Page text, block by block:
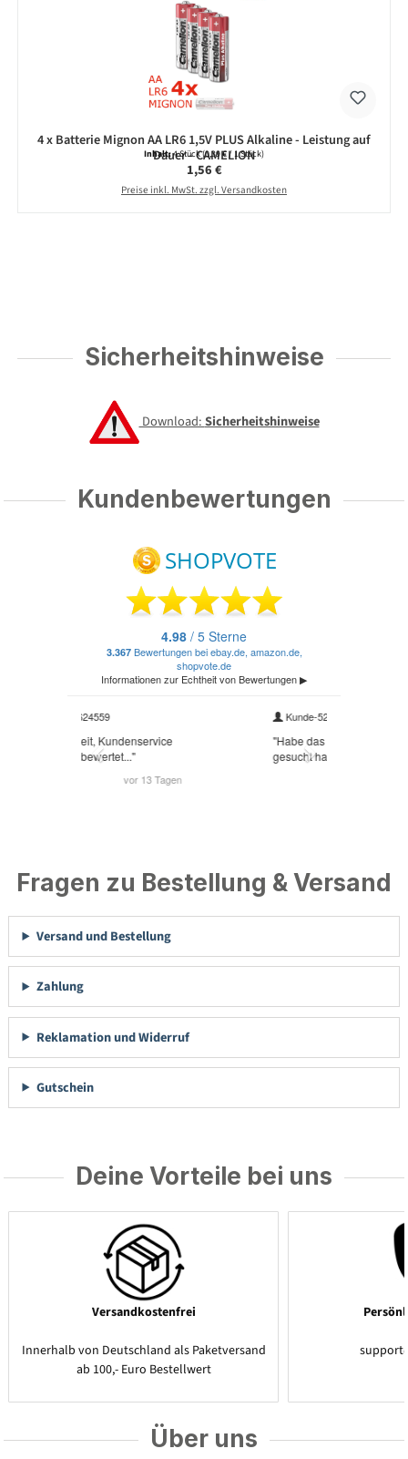
4 x Batterie Mignon AA LR6 1,5V PLUS Alkaline - Leistung auf
Dauer - CAMELION
Inhalt:4 Stück(0,39 € / 1 Stück)
Regulärer Preis:
1,56 €
Preise inkl. MwSt. zzgl. Versandkosten
Sicherheitshinweise
Download:Sicherheitshinweise
Kundenbewertungen
Fragen zu Bestellung & Versand
Versand und Bestellung
Zahlung
Reklamation und Widerruf
Gutschein
Deine Vorteile bei uns
Versandkostenfrei
Innerhalb von Deutschland als Paketversand
ab 100,- Euro Bestellwert
Über uns